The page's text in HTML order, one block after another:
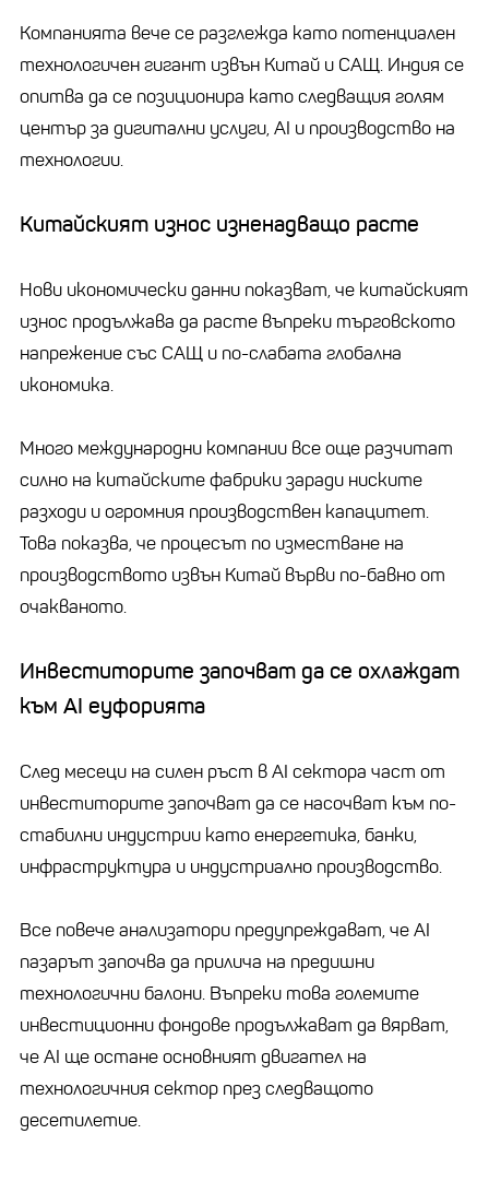
Компанията вече се разглежда като потенциален
технологичен гигант извън Китай и САЩ. Индия се
опитва да се позиционира като следващия голям
център за дигитални услуги, AI и производство на
технологии.
Китайският износ изненадващо расте
Нови икономически данни показват, че китайският
износ продължава да расте въпреки търговското
напрежение със САЩ и по-слабата глобална
икономика.
Много международни компании все още разчитат
силно на китайските фабрики заради ниските
разходи и огромния производствен капацитет.
Това показва, че процесът по изместване на
производството извън Китай върви по-бавно от
очакваното.
Инвеститорите започват да се охлаждат
към AI еуфорията
След месеци на силен ръст в AI сектора част от
инвеститорите започват да се насочват към по-
стабилни индустрии като енергетика, банки,
инфраструктура и индустриално производство.
Все повече анализатори предупреждават, че AI
пазарът започва да прилича на предишни
технологични балони. Въпреки това големите
инвестиционни фондове продължават да вярват,
че AI ще остане основният двигател на
технологичния сектор през следващото
десетилетие.